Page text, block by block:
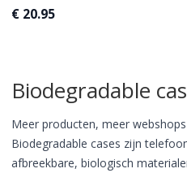
€ 20.95
Biodegradable
Meer producten, meer
Biodegradable cases zijn
afbreekbare, biologisch